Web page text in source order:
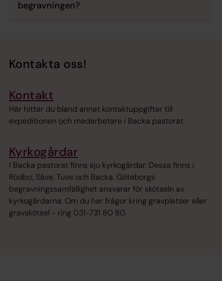
begravningen?
Kontakta oss!
Kontakt
Här hittar du bland annat kontaktuppgifter till
expeditionen och medarbetare i Backa pastorat.
Kyrkogårdar
I Backa pastorat finns sju kyrkogårdar. Dessa finns i
Rödbo, Säve, Tuve och Backa. Göteborgs
begravningssamfällighet ansvarar för skötseln av
kyrkogårdarna. Om du har frågor kring gravplatser eller
gravskötsel - ring 031-731 80 80.